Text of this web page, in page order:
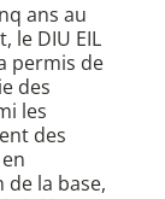
ans au
le DIU EIL
permis de
des
les
des
la base,